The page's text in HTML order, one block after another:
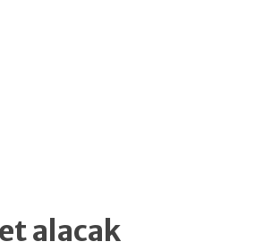
alacak